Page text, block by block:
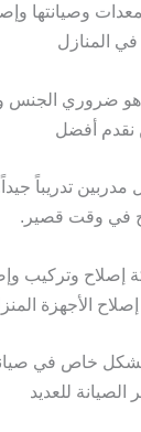
وصيانتها
في المنازل
ضروري الجنس
نقدم أفضل
تدريباً
في وقت قصير.
وتركيب
الأجهزة
خاص في
الصيانة للعديد